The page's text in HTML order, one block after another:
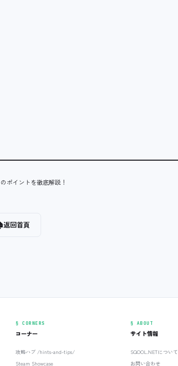
ポイントを徹底解説！
返回首頁
§ CORNERS
コーナー
攻略ハブ /hints-and-tips/
Steam Showcase
§ ABOUT
サイト情報
SQOOL.NETについて
お問い合わせ